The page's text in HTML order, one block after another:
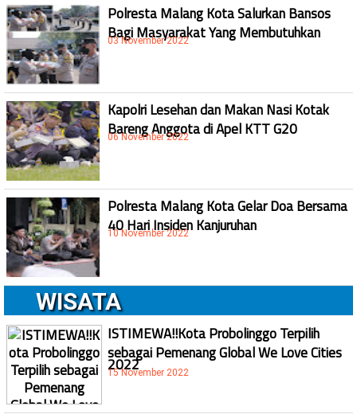
Polresta Malang Kota Salurkan Bansos
Bagi Masyarakat Yang Membutuhkan
03 November 2022
Kapolri Lesehan dan Makan Nasi Kotak
Bareng Anggota di Apel KTT G20
06 November 2022
Polresta Malang Kota Gelar Doa Bersama
40 Hari Insiden Kanjuruhan
10 November 2022
WISATA
ISTIMEWA!!Kota Probolinggo Terpilih
sebagai Pemenang Global We Love Cities
2022
15 November 2022